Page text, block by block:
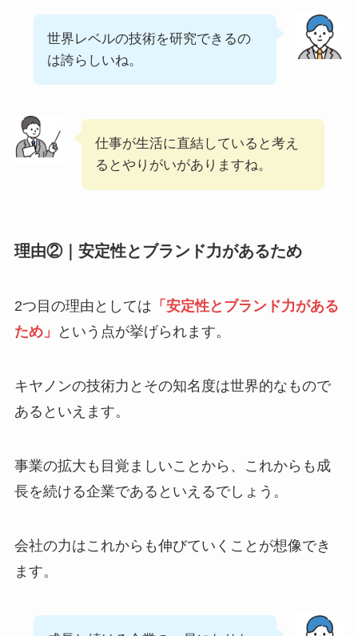
世界レベルの技術を研究できるの
は誇らしいね。
仕事が生活に直結していると考え
るとやりがいがありますね。
理由②｜安定性とブランド力があるため
2つ目の理由としては 「安定性とブランド力がある
ため」
という点が挙げられます。
キヤノンの技術力とその知名度は世界的なもので
あるといえます。
事業の拡大も目覚ましいことから、これからも成
長を続ける企業であるといえるでしょう。
会社の力はこれからも伸びていくことが想像でき
ます。